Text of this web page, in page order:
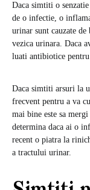
Daca simtiti o
de o infectie, o
urinar sunt cauzate
vezica urinara. Daca
luati antibiotice
Daca simtiti arsuri la
frecvent pentru a va
mai bine este sa
determina daca ai o
recent o piatra la
a tractului urinar.